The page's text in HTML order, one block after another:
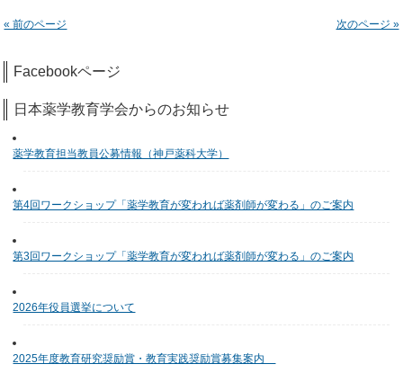
« 前のページ 次のページ »
Facebookページ
日本薬学教育学会からのお知らせ
薬学教育担当教員公募情報（神戸薬科大学）
第4回ワークショップ「薬学教育が変われば薬剤師が変わる」のご案内
第3回ワークショップ「薬学教育が変われば薬剤師が変わる」のご案内
2026年役員選挙について
2025年度教育研究奨励賞・教育実践奨励賞募集案内